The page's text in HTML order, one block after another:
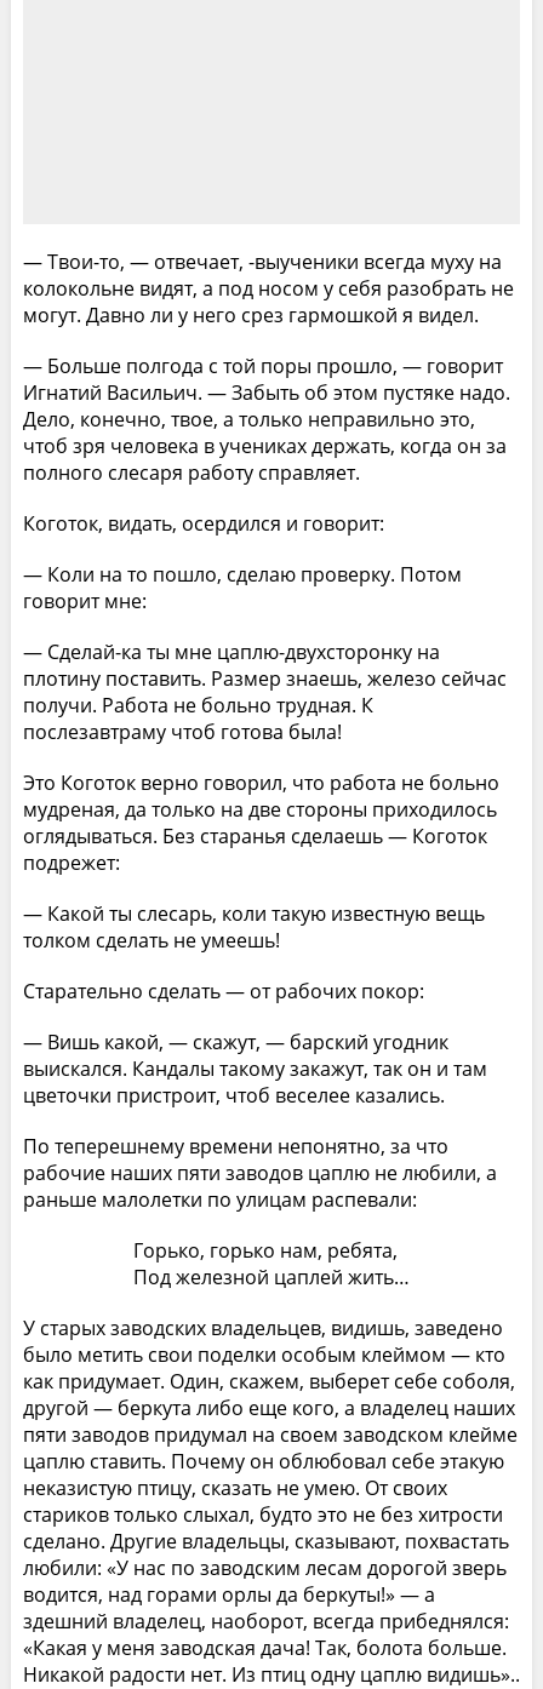
— Твои-то, — отвечает, -выученики всегда муху на
колокольне видят, а под носом у себя разобрать не
могут. Давно ли у него срез гармошкой я видел.
— Больше полгода с той поры прошло, — говорит
Игнатий Васильич. — Забыть об этом пустяке надо.
Дело, конечно, твое, а только неправильно это,
чтоб зря человека в учениках держать, когда он за
полного слесаря работу справляет.
Коготок, видать, осердился и говорит:
— Коли на то пошло, сделаю проверку. Потом
говорит мне:
— Сделай-ка ты мне цаплю-двухсторонку на
плотину поставить. Размер знаешь, железо сейчас
получи. Работа не больно трудная. К
послезавтраму чтоб готова была!
Это Коготок верно говорил, что работа не больно
мудреная, да только на две стороны приходилось
оглядываться. Без старанья сделаешь — Коготок
подрежет:
— Какой ты слесарь, коли такую известную вещь
толком сделать не умеешь!
Старательно сделать — от рабочих покор:
— Вишь какой, — скажут, — барский угодник
выискался. Кандалы такому закажут, так он и там
цветочки пристроит, чтоб веселее казались.
По теперешнему времени непонятно, за что
рабочие наших пяти заводов цаплю не любили, а
раньше малолетки по улицам распевали:
Горько, горько нам, ребята,
Под железной цаплей жить…
У старых заводских владельцев, видишь, заведено
было метить свои поделки особым клеймом — кто
как придумает. Один, скажем, выберет себе соболя,
другой — беркута либо еще кого, а владелец наших
пяти заводов придумал на своем заводском клейме
цаплю ставить. Почему он облюбовал себе этакую
неказистую птицу, сказать не умею. От своих
стариков только слыхал, будто это не без хитрости
сделано. Другие владельцы, сказывают, похвастать
любили: «У нас по заводским лесам дорогой зверь
водится, над горами орлы да беркуты!» — а
здешний владелец, наоборот, всегда прибеднялся:
«Какая у меня заводская дача! Так, болота больше.
Никакой радости нет. Из птиц одну цаплю видишь»..